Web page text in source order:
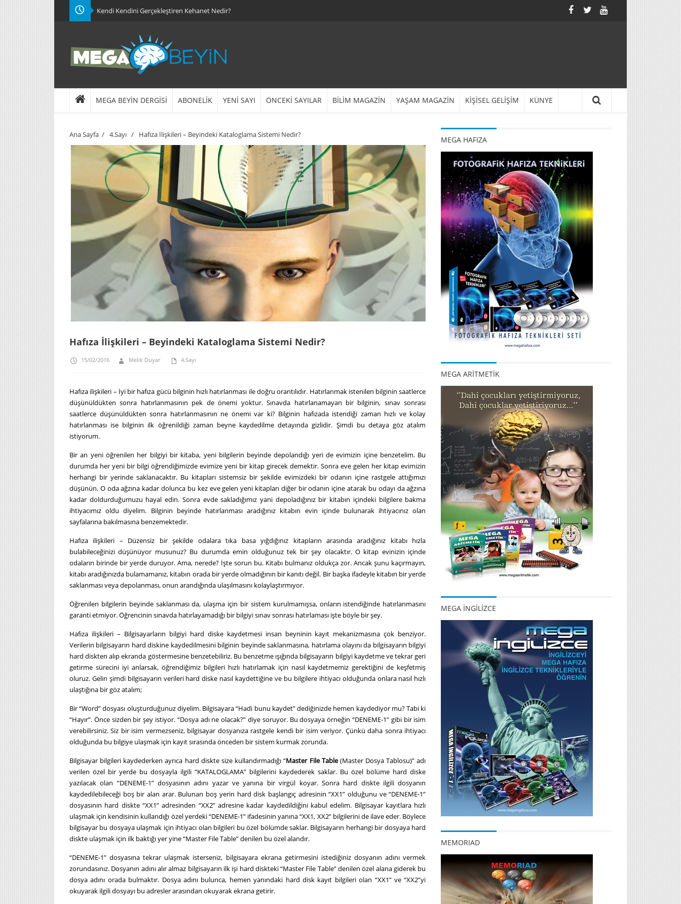
Kendi Kendini Gerçekleştiren Kehanet Nedir?
MEGA BEYİN DERGİSİ ABONELİK YENİ SAYI ÖNCEKİ SAYILAR BİLİM MAGAZİN YAŞAM MAGAZİN KİŞİSEL GELİŞİM KÜNYE
Ana Sayfa / 4.Sayı / Hafıza İlişkileri – Beyindeki Kataloglama Sistemi Nedir?
Hafıza İlişkileri – Beyindeki Kataloglama Sistemi Nedir?
15/02/2016 Melik Duyar 4.Sayı
Hafıza ilişkileri – İyi bir hafıza gücü bilginin hızlı hatırlanması ile doğru orantılıdır. Hatırlanmak istenilen bilginin saatlerce
düşünüldükten sonra hatırlanmasının pek de önemi yoktur. Sınavda hatırlanamayan bir bilginin, sınav sonrası
saatlerce düşünüldükten sonra hatırlanmasının ne önemi var ki? Bilginin hafızada istendiği zaman hızlı ve kolay
hatırlanması ise bilginin ilk öğrenildiği zaman beyne kaydedilme detayında gizlidir. Şimdi bu detaya göz atalım
istiyorum.
Bir an yeni öğrenilen her bilgiyi bir kitaba, yeni bilgilerin beyinde depolandığı yeri de evimizin içine benzetelim. Bu
durumda her yeni bir bilgi öğrendiğimizde evimize yeni bir kitap girecek demektir. Sonra eve gelen her kitap evimizin
herhangi bir yerinde saklanacaktır. Bu kitapları sistemsiz bir şekilde evimizdeki bir odanın içine rastgele attığımızı
düşünün. O oda ağzına kadar dolunca bu kez eve gelen yeni kitapları diğer bir odanın içine atarak bu odayı da ağzına
kadar doldurduğumuzu hayal edin. Sonra evde sakladığımız yani depoladığınız bir kitabın içindeki bilgilere bakma
ihtiyacımız oldu diyelim. Bilginin beyinde hatırlanması aradığınız kitabın evin içinde bulunarak ihtiyacınız olan
sayfalarına bakılmasına benzemektedir.
Hafıza ilişkileri – Düzensiz bir şekilde odalara tıka basa yığdığınız kitapların arasında aradığınız kitabı hızla
bulabileceğinizi düşünüyor musunuz? Bu durumda emin olduğunuz tek bir şey olacaktır. O kitap evinizin içinde
odaların birinde bir yerde duruyor. Ama, nerede? İşte sorun bu. Kitabı bulmanız oldukça zor. Ancak şunu kaçırmayın,
kitabı aradığınızda bulamamanız, kitabın orada bir yerde olmadığının bir kanıtı değil. Bir başka ifadeyle kitabın bir yerde
saklanması veya depolanması, onun arandığında ulaşılmasını kolaylaştırmıyor.
Öğrenilen bilgilerin beyinde saklanması da, ulaşma için bir sistem kurulmamışsa, onların istendiğinde hatırlanmasını
garanti etmiyor. Öğrencinin sınavda hatırlayamadığı bir bilgiyi sınav sonrası hatırlaması işte böyle bir şey.
Hafıza ilişkileri – Bilgisayarların bilgiyi hard diske kaydetmesi insan beyninin kayıt mekanizmasına çok benziyor.
Verilerin bilgisayarın hard diskine kaydedilmesini bilginin beyinde saklanmasına, hatırlama olayını da bilgisayarın bilgiyi
hard diskten alıp ekranda göstermesine benzetebiliriz. Bu benzetme ışığında bilgisayarın bilgiyi kaydetme ve tekrar geri
getirme sürecini iyi anlarsak, öğrendiğimiz bilgileri hızlı hatırlamak için nasıl kaydetmemiz gerektiğini de keşfetmiş
oluruz. Gelin şimdi bilgisayarın verileri hard diske nasıl kaydettiğine ve bu bilgilere ihtiyacı olduğunda onlara nasıl hızlı
ulaştığına bir göz atalım;
Bir “Word” dosyası oluşturduğunuz diyelim. Bilgisayara “Hadi bunu kaydet” dediğinizde hemen kaydediyor mu? Tabi ki
“Hayır”. Önce sizden bir şey istiyor. “Dosya adı ne olacak?” diye soruyor. Bu dosyaya örneğin “DENEME-1” gibi bir isim
verebilirsiniz. Siz bir isim vermezseniz, bilgisayar dosyanıza rastgele kendi bir isim veriyor. Çünkü daha sonra ihtiyacı
olduğunda bu bilgiye ulaşmak için kayıt sırasında önceden bir sistem kurmak zorunda.
Bilgisayar bilgileri kaydederken ayrıca hard diskte size kullandırmadığı “Master File Table(Master Dosya Tablosu)” adı
verilen özel bir yerde bu dosyayla ilgili “KATALOGLAMA” bilgilerini kaydederek saklar. Bu özel bölüme hard diske
yazılacak olan “DENEME-1” dosyasının adını yazar ve yanına bir virgül koyar. Sonra hard diskte ilgili dosyanın
kaydedilebileceği boş bir alan arar. Bulunan boş yerin hard disk başlangıç adresinin “XX1” olduğunu ve “DENEME-1”
dosyasının hard diskte “XX1” adresinden “XX2” adresine kadar kaydedildiğini kabul edelim. Bilgisayar kayıtlara hızlı
ulaşmak için kendisinin kullandığı özel yerdeki “DENEME-1” ifadesinin yanına “XX1, XX2” bilgilerini de ilave eder. Böylece
bilgisayar bu dosyaya ulaşmak için ihtiyacı olan bilgileri bu özel bölümde saklar. Bilgisayarın herhangi bir dosyaya hard
diskte ulaşmak için ilk baktığı yer yine “Master File Table” denilen bu özel alandır.
“DENEME-1” dosyasına tekrar ulaşmak isterseniz, bilgisayara ekrana getirmesini istediğiniz dosyanın adını vermek
zorundasınız. Dosyanın adını alır almaz bilgisayarın ilk işi hard diskteki “Master File Table” denilen özel alana giderek bu
dosya adını orada bulmaktır. Dosya adını bulunca, hemen yanındaki hard disk kayıt bilgileri olan “XX1” ve “XX2”yi
okuyarak ilgili dosyayı bu adresler arasından okuyarak ekrana getirir.
MEGA HAFIZA
MEGA ARİTMETİK
MEGA İNGİLİZCE
MEMORIAD